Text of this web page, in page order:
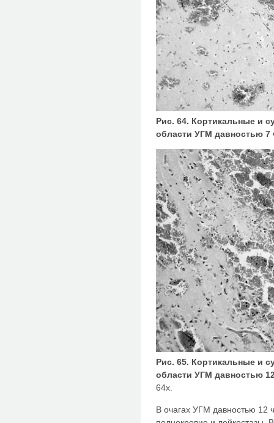
Рис. 64. Кортикальные и
области УГМ давностью 7
Рис. 65. Кортикальные и
области УГМ давностью
64х.
В очагах УГМ давностью 12